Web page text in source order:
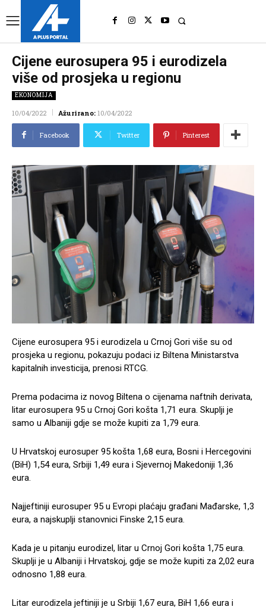
Cijene eurosupera 95 i eurodizela
više od prosjeka u regionu
EKONOMIJA
10/04/2022 Ažurirano: 10/04/2022
Facebook Twitter Pinterest
Cijene eurosupera 95 i eurodizela u Crnoj Gori više su od
prosjeka u regionu, pokazuju podaci iz Biltena Ministarstva
kapitalnih investicija, prenosi RTCG.
Prema podacima iz novog Biltena o cijenama naftnih derivata,
litar eurosupera 95 u Crnoj Gori košta 1,71 eura. Skuplji je
samo u Albaniji gdje se može kupiti za 1,79 eura.
U Hrvatskoj eurosuper 95 košta 1,68 eura, Bosni i Hercegovini
(BiH) 1,54 eura, Srbiji 1,49 eura i Sjevernoj Makedoniji 1,36
eura.
Najjeftiniji eurosuper 95 u Evropi plaćaju građani Mađarske, 1,3
eura, a najskuplji stanovnici Finske 2,15 eura.
Kada je u pitanju eurodizel, litar u Crnoj Gori košta 1,75 eura.
Skuplji je u Albaniji i Hrvatskoj, gdje se može kupiti za 2,02 eura
odnosno 1,88 eura.
Litar eurodizela jeftiniji je u Srbiji 1,67 eura, BiH 1,66 eura i